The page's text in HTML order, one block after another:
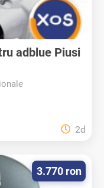
adblue Piusi
2d
3.770 ron